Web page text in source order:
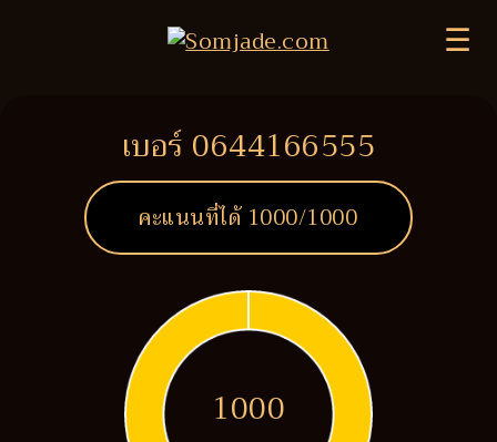
☰
เบอร์ 0644166555
คะแนนที่ได้ 1000/1000
1000